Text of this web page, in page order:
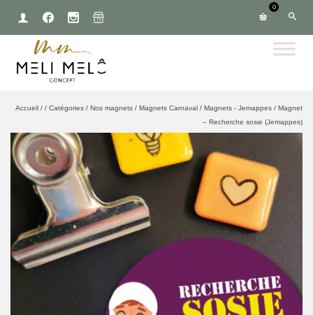
0
Accueil / / Catégories / Nos magnets / Magnets Carnaval / Magnets - Jemappes / Magnet
– Recherche sosie (Jemappes)